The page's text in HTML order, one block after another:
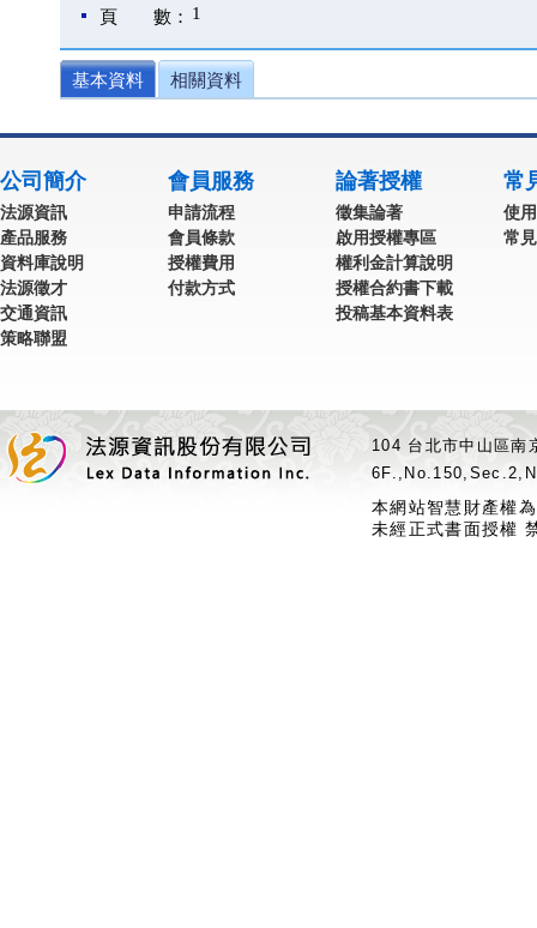
頁 數： 1
基本資料 相關資料
公司簡介
法源資訊
產品服務
資料庫說明
法源徵才
交通資訊
策略聯盟
會員服務
申請流程
會員條款
授權費用
付款方式
論著授權
徵集論著
啟用授權專區
權利金計算說明
授權合約書下載
投稿基本資料表
常
使
常
104 台北市中山區
本網站智慧財產權
未經正式書面授權